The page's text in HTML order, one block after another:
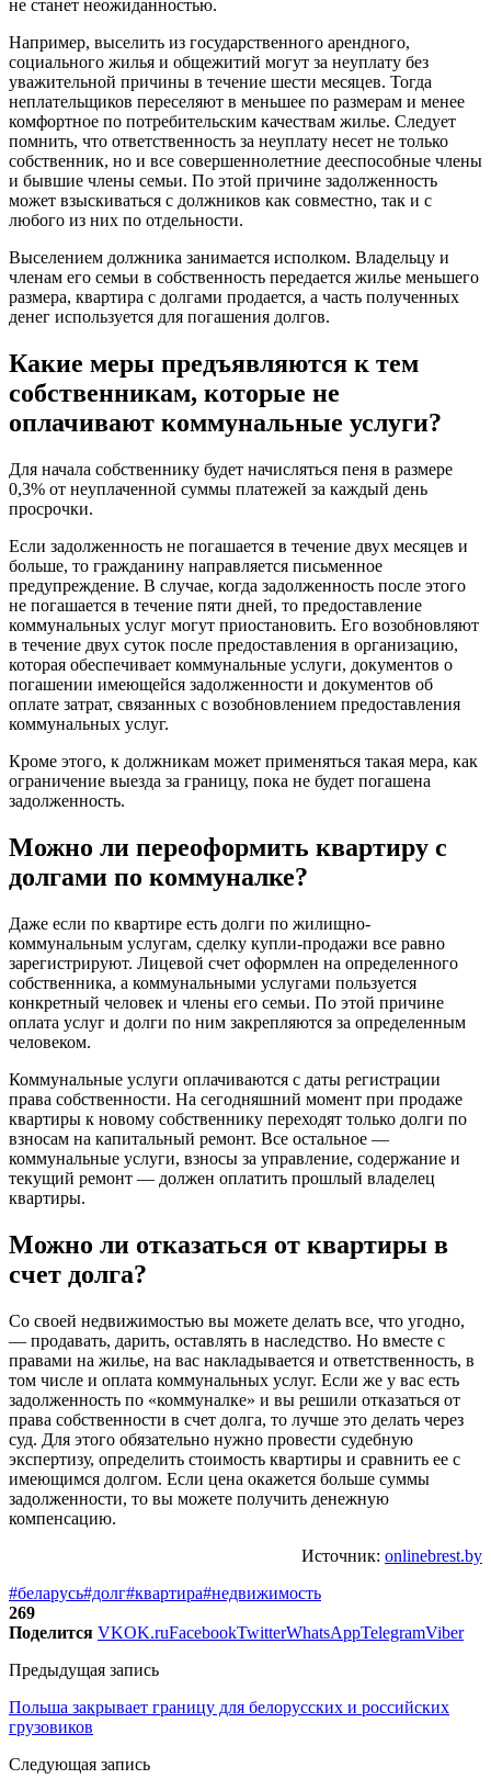
не станет неожиданностью.
Например, выселить из государственного арендного,
социального жилья и общежитий могут за неуплату без
уважительной причины в течение шести месяцев. Тогда
неплательщиков переселяют в меньшее по размерам и менее
комфортное по потребительским качествам жилье. Следует
помнить, что ответственность за неуплату несет не только
собственник, но и все совершеннолетние дееспособные члены
и бывшие члены семьи. По этой причине задолженность
может взыскиваться с должников как совместно, так и с
любого из них по отдельности.
Выселением должника занимается исполком. Владельцу и
членам его семьи в собственность передается жилье меньшего
размера, квартира с долгами продается, а часть полученных
денег используется для погашения долгов.
Какие меры предъявляются к тем
собственникам, которые не
оплачивают коммунальные услуги?
Для начала собственнику будет начисляться пеня в размере
0,3% от неуплаченной суммы платежей за каждый день
просрочки.
Если задолженность не погашается в течение двух месяцев и
больше, то гражданину направляется письменное
предупреждение. В случае, когда задолженность после этого
не погашается в течение пяти дней, то предоставление
коммунальных услуг могут приостановить. Его возобновляют
в течение двух суток после предоставления в организацию,
которая обеспечивает коммунальные услуги, документов о
погашении имеющейся задолженности и документов об
оплате затрат, связанных с возобновлением предоставления
коммунальных услуг.
Кроме этого, к должникам может применяться такая мера, как
ограничение выезда за границу, пока не будет погашена
задолженность.
Можно ли переоформить квартиру с
долгами по коммуналке?
Даже если по квартире есть долги по жилищно-
коммунальным услугам, сделку купли-продажи все равно
зарегистрируют. Лицевой счет оформлен на определенного
собственника, а коммунальными услугами пользуется
конкретный человек и члены его семьи. По этой причине
оплата услуг и долги по ним закрепляются за определенным
человеком.
Коммунальные услуги оплачиваются с даты регистрации
права собственности. На сегодняшний момент при продаже
квартиры к новому собственнику переходят только долги по
взносам на капитальный ремонт. Все остальное —
коммунальные услуги, взносы за управление, содержание и
текущий ремонт — должен оплатить прошлый владелец
квартиры.
Можно ли отказаться от квартиры в
счет долга?
Со своей недвижимостью вы можете делать все, что угодно,
— продавать, дарить, оставлять в наследство. Но вместе с
правами на жилье, на вас накладывается и ответственность, в
том числе и оплата коммунальных услуг. Если же у вас есть
задолженность по «коммуналке» и вы решили отказаться от
права собственности в счет долга, то лучше это делать через
суд. Для этого обязательно нужно провести судебную
экспертизу, определить стоимость квартиры и сравнить ее с
имеющимся долгом. Если цена окажется больше суммы
задолженности, то вы можете получить денежную
компенсацию.
Источник: onlinebrest.by
#беларусь#долг#квартира#недвижимость
269
Поделится VKOK.ruFacebookTwitterWhatsAppTelegramViber
Предыдущая запись
Польша закрывает границу для белорусских и российских
грузовиков
Следующая запись